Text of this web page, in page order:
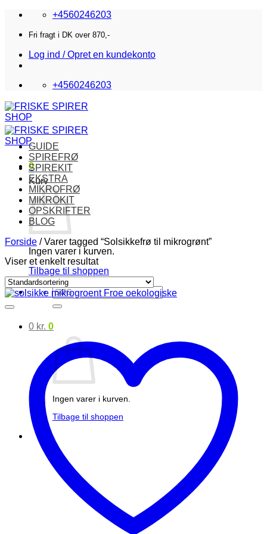
Fortsæt
indhold
+4560246203
Fri fragt i DK over 870,-
Log ind / Opret en kundekonto
+4560246203
0
Kurv
Ingen varer i kurven.
Tilbage til shoppen
Søg
efter:
0 kr. 0
Ingen varer i kurven.
Tilbage til shoppen
GUIDE
SPIREFRØ
SPIREKIT
EKSTRA
MIKROFRØ
MIKROKIT
OPSKRIFTER
BLOG
Forside /Varer tagged “Solsikkefrø til mikrogrønt”
Viser et enkelt resultat